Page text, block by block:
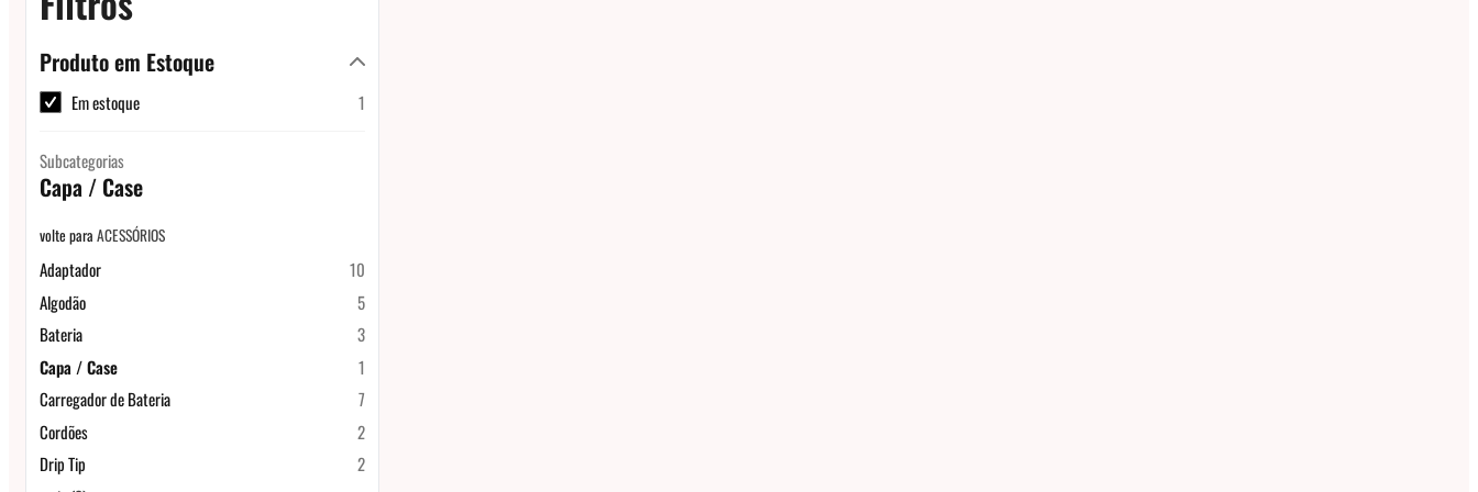
Produto em Estoque
Em estoque 1
Subcategorias
Capa / Case
volte para ACESSÓRIOS
Adaptador
10
Algodão
5
Bateria
3
Capa / Case
1
Carregador de Bateria
7
Cordões
2
Drip Tip
2